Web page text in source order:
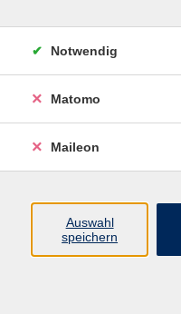
Notwendig
Matomo
Maileon
Auswahl
speichern